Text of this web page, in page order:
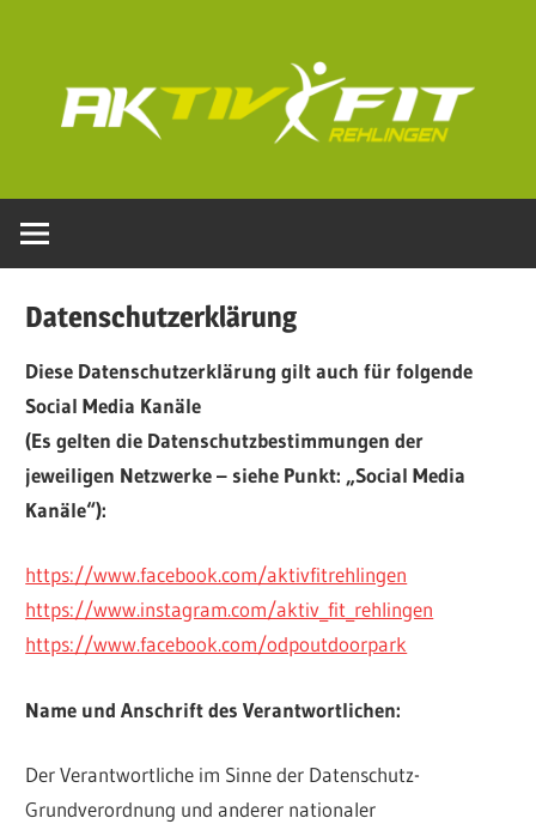
springen
AKTIVFIT-
Rehlingen.de
Datenschutzerklärung
Diese Datenschutzerklärung gilt auch für folgende
Social Media Kanäle
(Es gelten die Datenschutzbestimmungen der
jeweiligen Netzwerke – siehe Punkt: „Social Media
Kanäle“):
https://www.facebook.com/aktivfitrehlingen
https://www.instagram.com/aktiv_fit_rehlingen
https://www.facebook.com/odpoutdoorpark
Name und Anschrift des Verantwortlichen:
Der Verantwortliche im Sinne der Datenschutz-
Grundverordnung und anderer nationaler